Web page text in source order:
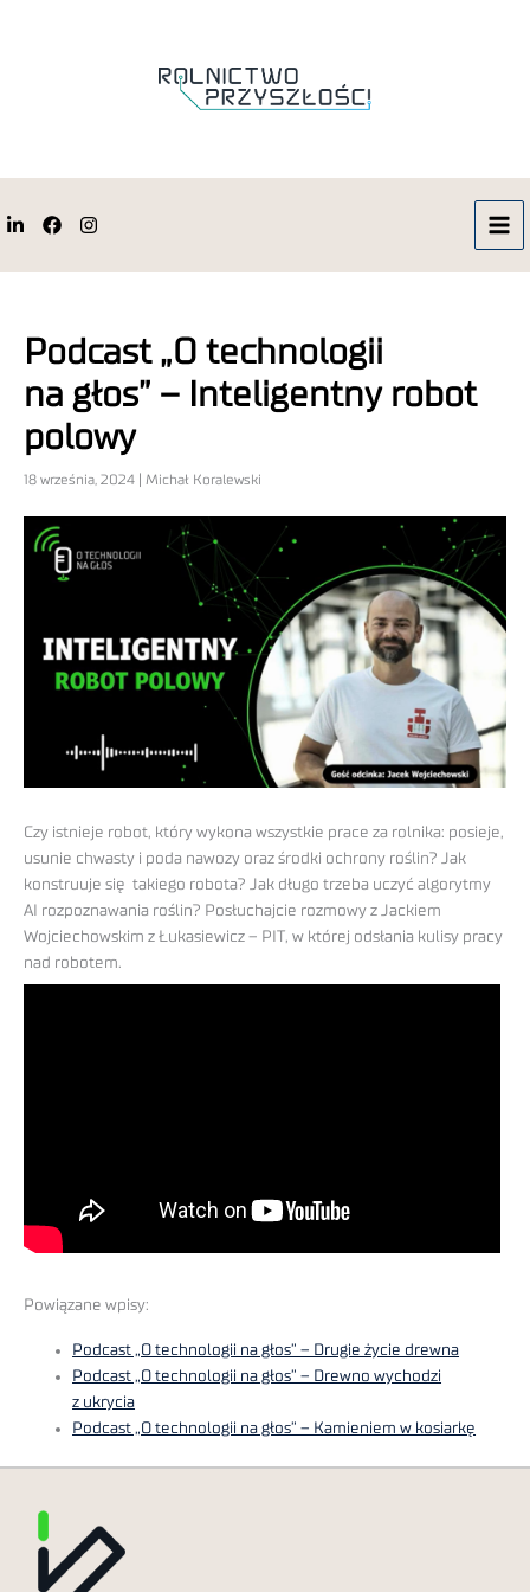
Podcast „O technologii
na głos” – Inteligentny robot
polowy
18 września, 2024 | Michał Koralewski
Czy istnieje robot, który wykona wszystkie prace za rolnika: posieje,
usunie chwasty i poda nawozy oraz środki ochrony roślin? Jak
konstruuje się takiego robota? Jak długo trzeba uczyć algorytmy
AI rozpoznawania roślin? Posłuchajcie rozmowy z Jackiem
Wojciechowskim z Łukasiewicz – PIT, w której odsłania kulisy pracy
nad robotem.
Powiązane wpisy:
Podcast „O technologii na głos” – Drugie życie drewna
Podcast „O technologii na głos” – Drewno wychodzi
z ukrycia
Podcast „O technologii na głos” – Kamieniem w kosiarkę